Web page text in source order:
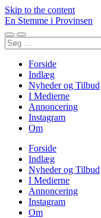
Skip to the content
En Stemme i Provinsen
Toggle
mobile
Toggle
search
Søg
efter:
Forside
Indlæg
Nyheder og Tilbud
I Medierne
Annoncering
Instagram
Om
Forside
Indlæg
Nyheder og Tilbud
I Medierne
Annoncering
Instagram
Om